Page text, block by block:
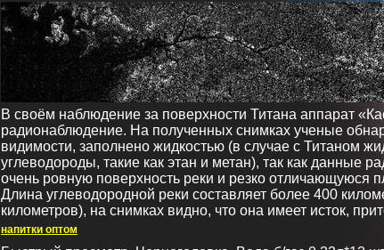
В своём наблюдение за поверхности Титана аппарат
радионаблюдение. На полученных снимках ученые
видимости, заполнено жидкостью (в случае с Титаном
углеводороды, такие как этан и метан), так как данные
очень ровную поверхность реки и резко отличающуюся
Длина углеводородной реки составляет более 400
километров), на снимках видно, что она имеет исток,
напитки оптом